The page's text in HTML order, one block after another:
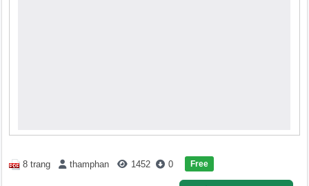
8 trang thamphan 1452 0 Free